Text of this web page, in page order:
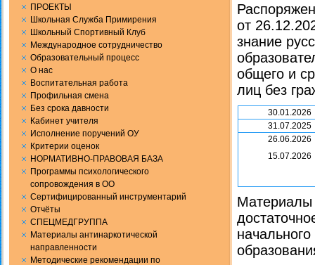
ПРОЕКТЫ
Школьная Служба Примирения
Школьный Спортивный Клуб
Международное сотрудничество
Образовательный процесс
О нас
Воспитательная работа
Профильная смена
Без срока давности
Кабинет учителя
Исполнение поручений ОУ
Критерии оценок
НОРМАТИВНО-ПРАВОВАЯ БАЗА
Программы психологического
сопровождения в ОО
Сертифицированный инструментарий
Отчёты
СПЕЦМЕДГРУППА
Материалы антинаркотической
направленности
Методические рекомендации по
от
знание
общего и
лиц без
30.01.2026
31.07.2025
26.06.2026
15.07.2026
Материалы